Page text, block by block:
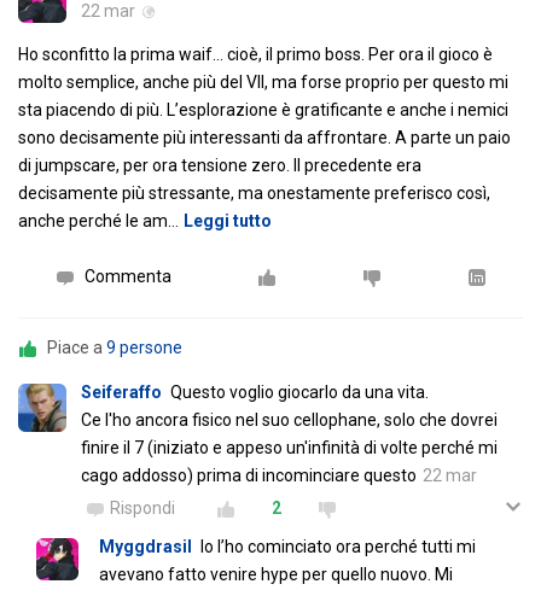
22 mar
Ho sconfitto la prima waif… cioè, il primo boss. Per ora il gioco è
molto semplice, anche più del VII, ma forse proprio per questo mi
sta piacendo di più. L’esplorazione è gratificante e anche i nemici
sono decisamente più interessanti da affrontare. A parte un paio
di jumpscare, per ora tensione zero. Il precedente era
decisamente più stressante, ma onestamente preferisco così,
anche perché le am… Leggi tutto
Commenta
Piace a9 persone
Seiferaffo Questo voglio giocarlo da una vita.
Ce l'ho ancora fisico nel suo cellophane, solo che dovrei
finire il 7 (iniziato e appeso un'infinità di volte perché mi
cago addosso) prima di incominciare questo 22 mar
Rispondi
2
Myggdrasil
Io l’ho cominciato ora perché tutti mi
avevano fatto venire hype per quello nuovo. Mi